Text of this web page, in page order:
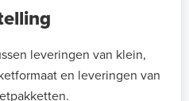
leveringen van klein,
en leveringen van